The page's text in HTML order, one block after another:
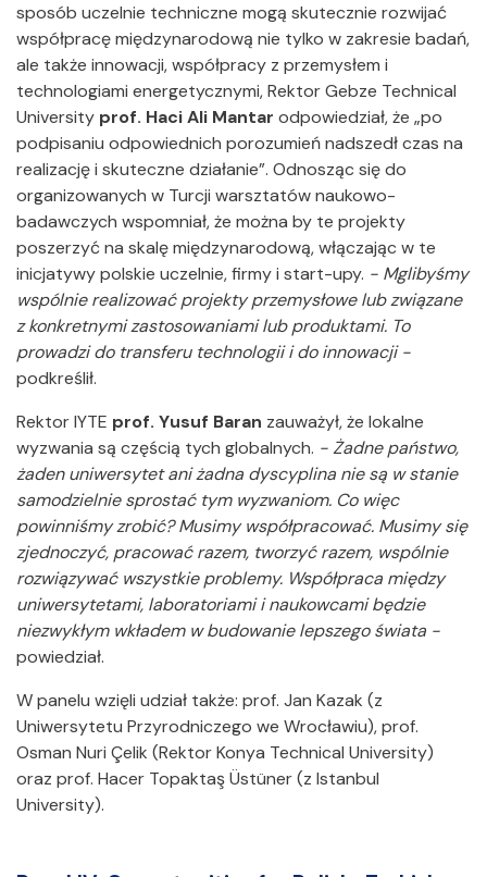
sposób uczelnie techniczne mogą skutecznie rozwijać
współpracę międzynarodową nie tylko w zakresie badań,
ale także innowacji, współpracy z przemysłem i
technologiami energetycznymi, Rektor Gebze Technical
University prof. Haci Ali Mantar odpowiedział, że „po
podpisaniu odpowiednich porozumień nadszedł czas na
realizację i skuteczne działanie”. Odnosząc się do
organizowanych w Turcji warsztatów naukowo-
badawczych wspomniał, że można by te projekty
poszerzyć na skalę międzynarodową, włączając w te
inicjatywy polskie uczelnie, firmy i start-upy. - Mglibyśmy
wspólnie realizować projekty przemysłowe lub związane
z konkretnymi zastosowaniami lub produktami. To
prowadzi do transferu technologii i do innowacji -
podkreślił.
Rektor IYTE prof. Yusuf Baran zauważył, że lokalne
wyzwania są częścią tych globalnych. - Żadne państwo,
żaden uniwersytet ani żadna dyscyplina nie są w stanie
samodzielnie sprostać tym wyzwaniom. Co więc
powinniśmy zrobić? Musimy współpracować. Musimy się
zjednoczyć, pracować razem, tworzyć razem, wspólnie
rozwiązywać wszystkie problemy. Współpraca między
uniwersytetami, laboratoriami i naukowcami będzie
niezwykłym wkładem w budowanie lepszego świata -
powiedział.
W panelu wzięli udział także: prof. Jan Kazak (z
Uniwersytetu Przyrodniczego we Wrocławiu), prof.
Osman Nuri Çelik (Rektor Konya Technical University)
oraz prof. Hacer Topaktaş Üstüner (z Istanbul
University).